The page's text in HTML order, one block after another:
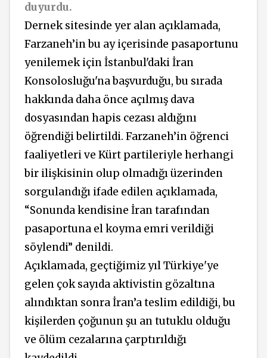
duyurdu.
Dernek sitesinde yer alan açıklamada,
Farzaneh’in bu ay içerisinde pasaportunu
yenilemek için İstanbul'daki İran
Konsolosluğu'na başvurduğu, bu sırada
hakkında daha önce açılmış dava
dosyasından hapis cezası aldığını
öğrendiği belirtildi. Farzaneh’in öğrenci
faaliyetleri ve Kürt partileriyle herhangi
bir ilişkisinin olup olmadığı üzerinden
sorgulandığı ifade edilen açıklamada,
“Sonunda kendisine İran tarafından
pasaportuna el koyma emri verildiği
söylendi” denildi.
Açıklamada, geçtiğimiz yıl Türkiye'ye
gelen çok sayıda aktivistin gözaltına
alındıktan sonra İran’a teslim edildiği, bu
kişilerden çoğunun şu an tutuklu olduğu
ve ölüm cezalarına çarptırıldığı